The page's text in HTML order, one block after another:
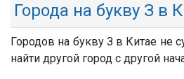
Города на букву З в
Городов на букву З в Китае не
найти другой город с другой